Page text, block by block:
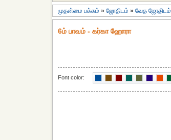
முதன்மை பக்கம் » ஜோதிடம் » வேத ஜோதிடம்
6ம் பாவம் - கர்கா ஹோரா
Font color: